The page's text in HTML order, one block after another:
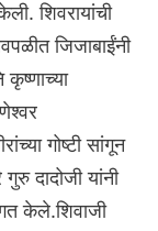
शिवरायांची
जिजाबाईंनी
कृष्णाच्या
गोष्टी सांगून
दादोजी यांनी
केले.शिवाजी